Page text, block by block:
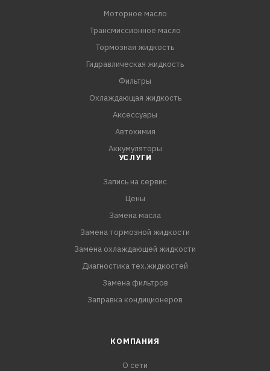
Моторное масло
Трансмиссионное масло
Тормозная жидкость
Гидравлическая жидкость
Фильтры
Охлаждающая жидкость
Аксессуары
Автохимия
Аккумуляторы
УСЛУГИ
Запись на сервис
Цены
Замена масла
Замена тормозной жидкости
Замена охлаждающей жидкости
Диагностика тех.жидкостей
Замена фильтров
Заправка кондиционеров
КОМПАНИЯ
О сети